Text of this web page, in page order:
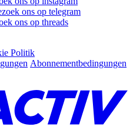
ons op telegram
ons op threads
Politik
Abonnementbedingungen